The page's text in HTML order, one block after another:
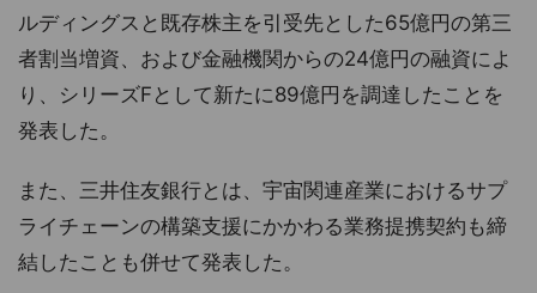
ルディングスと既存株主を引受先とした65億円の第三
者割当増資、および金融機関からの24億円の融資によ
り、シリーズFとして新たに89億円を調達したことを
発表した。
また、三井住友銀行とは、宇宙関連産業におけるサプ
ライチェーンの構築支援にかかわる業務提携契約も締
結したことも併せて発表した。